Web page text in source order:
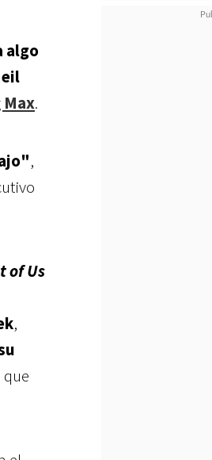
algo
Max.
,
of Us
,